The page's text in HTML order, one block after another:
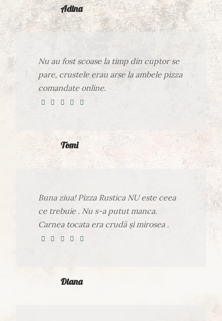
Adina
Nu au fost scoase la timp din cuptor se
pare, crustele erau arse la ambele pizza
comandate online.
Tomi
Buna ziua! Pizza Rustica NU este ceea
ce trebuie . Nu s-a putut manca.
Carnea tocata era crudă și mirosea .
Diana